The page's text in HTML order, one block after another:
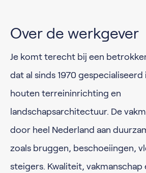
Over de werkgever
Je komt terecht bij een
dat al sinds 1970
houten terreininrichting en
landschapsarchitectuur. De
door heel Nederland aan
zoals bruggen, beschoeiingen,
steigers. Kwaliteit, vakmanschap